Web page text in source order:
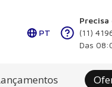
PT
Precisa
(11)
Das